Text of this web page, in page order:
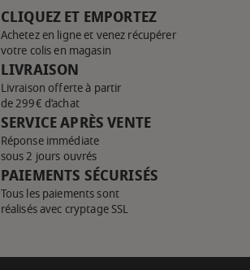
CLIQUEZ ET EMPORTEZ
Achetez en ligne et venez récupérer
votre colis en magasin
LIVRAISON
Livraison offerte à partir
de 299€ d’achat
SERVICE APRÈS VENTE
Réponse immédiate
sous 2 jours ouvrés
PAIEMENTS SÉCURISÉS
Tous les paiements sont
réalisés avec cryptage SSL